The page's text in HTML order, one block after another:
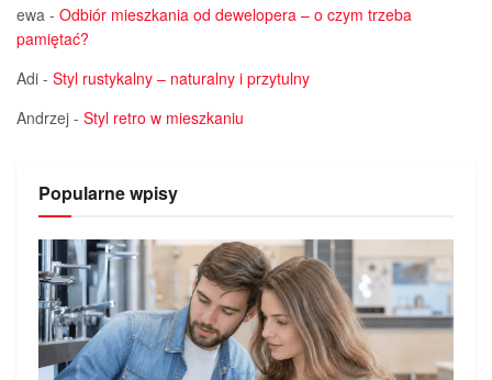
ewa - Odbiór mieszkania od dewelopera – o czym trzeba
pamiętać?
Adi - Styl rustykalny – naturalny i przytulny
Andrzej - Styl retro w mieszkaniu
Popularne wpisy